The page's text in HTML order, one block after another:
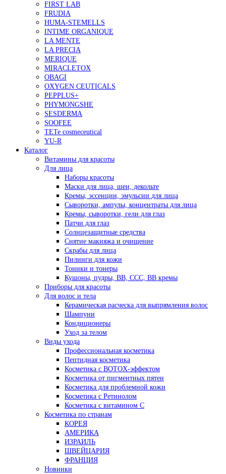
FIRST LAB
FRUDIA
HUMA-STEMELLS
INTIME ORGANIQUE
LA MENTE
LA PRECIA
MERIQUE
MIRACLETOX
OBAGI
OXYGEN CEUTICALS
PEPPLUS+
PHYMONGSHE
SESDERMA
SOOFEE
TETe cosmeceutical
YU-R
Каталог
Витамины для красоты
Для лица
Наборы красоты
Маски для лица, шеи, декольте
Кремы, эссенции, эмульсии для лица
Сыворотки, ампулы, концентраты для лица
Кремы, сыворотки, гели для глаз
Патчи для глаз
Солнцезащитные средства
Снятие макияжа и очищение
Скрабы для лица
Пилинги для кожи
Тоники и тонеры
Кушоны, пудры, ВВ, ССС, ВВ кремы
Приборы для красоты
Для волос и тела
Керамическая расческа для выпрямления волос
Шампуни
Кондиционеры
Уход за телом
Виды ухода
Профессиональная косметика
Пептидная косметика
Косметика с BOTOX-эффектом
Косметика от пигментных пятен
Косметика для проблемной кожи
Косметика с Ретинолом
Косметика с витамином С
Косметика по странам
КОРЕЯ
АМЕРИКА
ИЗРАИЛЬ
ШВЕЙЦАРИЯ
ФРАНЦИЯ
Новинки